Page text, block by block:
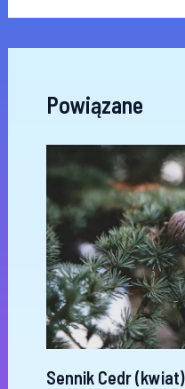
Powiązane
Sennik Cedr (kwiat)